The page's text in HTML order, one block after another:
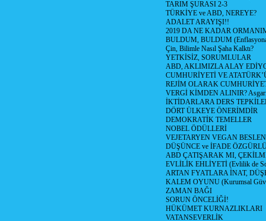
TARIM ŞURASI 2-3
TÜRKİYE ve ABD, NEREYE?
ADALET ARAYIŞI!!
2019 DA NE KADAR
BULDUM, BULDUM
Çin, Bilimle Nasıl Şaha Kalktı?
YETKİSİZ, SORUMLULAR
ABD, AKLIMIZLA ALAY
CUMHURİYETİ VE
REJİM OLARAK
VERGİ KİMDEN ALINIR?
İKTİDARLARA DERS
DÖRT ÜLKEYE ÖNERİMDİR
DEMOKRATİK TEMELLER
NOBEL ÖDÜLLERİ
VEJETARYEN VEGAN
DÜŞÜNCE ve İFADE
ABD ÇATIŞARAK MI,
EVLİLİK EHLİYETİ (Evlilik de
ARTAN FYATLARA İNAT,
KALEM OYUNU (Kurumsal
ZAMAN BAĞI
SORUN ÖNCELİĞİ!
HÜKÜMET KURNAZLIKLARI
VATANSEVERLİK